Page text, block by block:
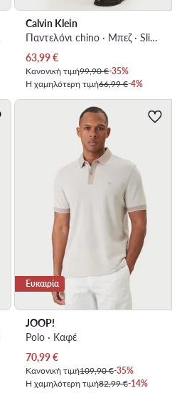
Calvin Klein
Παντελόνι chino · Μπεζ · Slim Fit
Τρέχουσα τιμή
63,99€
Κανονική τιμή99,90 €-35%
Η χαμηλότερη τιμή66,99 €-4%
Ευκαιρία
JOOP!
Polo · Καφέ
Τρέχουσα τιμή
70,99€
Κανονική τιμή109,90 €-35%
Η χαμηλότερη τιμή82,99 €-14%